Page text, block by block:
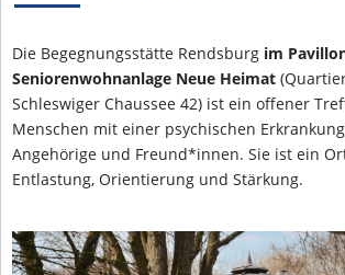
Die Begegnungsstätte Rendsburg im
Seniorenwohnanlage Neue Heimat
Schleswiger Chaussee 42) ist ein offener
Menschen mit einer psychischen
Angehörige und Freund*innen. Sie ist ein
Entlastung, Orientierung und Stärkung.